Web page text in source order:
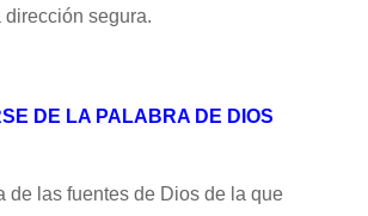
dirección segura.
DE LA PALABRA DE DIOS
de las fuentes de Dios de la que